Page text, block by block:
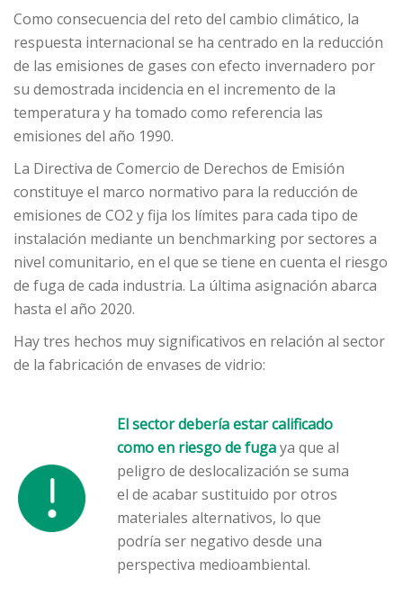
Como consecuencia del reto del cambio climático, la
respuesta internacional se ha centrado en la reducción
de las emisiones de gases con efecto invernadero por
su demostrada incidencia en el incremento de la
temperatura y ha tomado como referencia las
emisiones del año 1990.
La Directiva de Comercio de Derechos de Emisión
constituye el marco normativo para la reducción de
emisiones de CO2 y fija los límites para cada tipo de
instalación mediante un benchmarking por sectores a
nivel comunitario, en el que se tiene en cuenta el riesgo
de fuga de cada industria. La última asignación abarca
hasta el año 2020.
Hay tres hechos muy significativos en relación al sector
de la fabricación de envases de vidrio:
El sector debería estar calificado
como en riesgo de fugaya que al
peligro de deslocalización se suma
el de acabar sustituido por otros
materiales alternativos, lo que
podría ser negativo desde una
perspectiva medioambiental.